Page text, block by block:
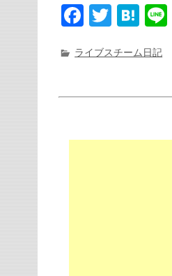
F
c
b
T
it
e
H
e
a
ライブスチーム日記